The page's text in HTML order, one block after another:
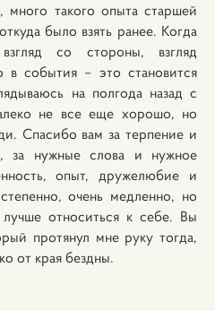
много такого опыта старшей
было взять ранее. Когда
со стороны, взгляд
в события – это становится
на полгода назад с
не все еще хорошо, но
Спасибо вам за терпение и
за нужные слова и нужное
опыт, дружелюбие и
очень медленно, но
относиться к себе. Вы
протянул мне руку тогда,
от края бездны.